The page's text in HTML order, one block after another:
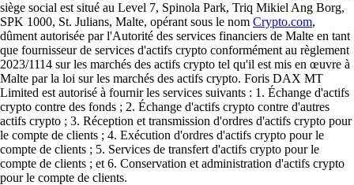
siège social est situé au Level 7, Spinola Park, Triq Mikiel Ang Borg,
SPK 1000, St. Julians, Malte, opérant sous le nom Crypto.com,
dûment autorisée par l'Autorité des services financiers de Malte en tant
que fournisseur de services d'actifs crypto conformément au règlement
2023/1114 sur les marchés des actifs crypto tel qu'il est mis en œuvre à
Malte par la loi sur les marchés des actifs crypto. Foris DAX MT
Limited est autorisé à fournir les services suivants : 1. Échange d'actifs
crypto contre des fonds ; 2. Échange d'actifs crypto contre d'autres
actifs crypto ; 3. Réception et transmission d'ordres d'actifs crypto pour
le compte de clients ; 4. Exécution d'ordres d'actifs crypto pour le
compte de clients ; 5. Services de transfert d'actifs crypto pour le
compte de clients ; et 6. Conservation et administration d'actifs crypto
pour le compte de clients.